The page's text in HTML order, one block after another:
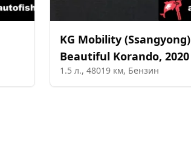
KG Mobility (Ssangyong)
Beautiful Korando, 2020
1.5 л., 48019 км, Бензин